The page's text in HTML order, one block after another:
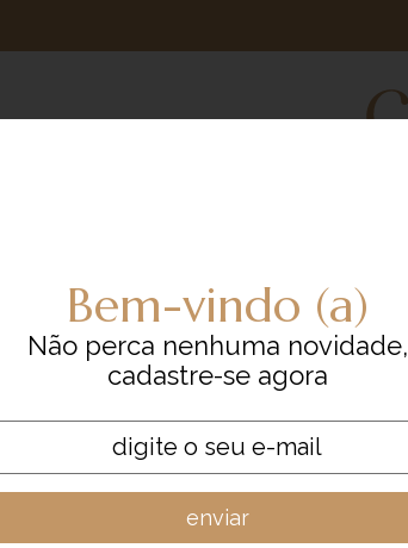
Bem-vindo (a)
Não perca nenhuma novidade,
cadastre-se agora
enviar